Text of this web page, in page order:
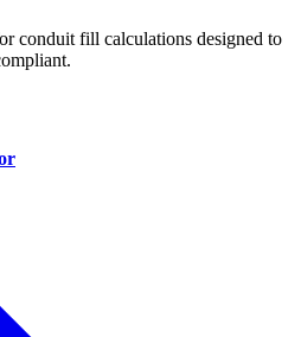
conduit fill calculations designed to